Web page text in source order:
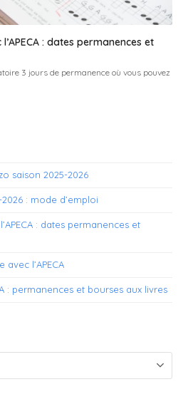
: dates permanences et
3 jours de permanence où vous pouvez
saison 2025-2026
2026 : mode d’emploi
: dates permanences et
l’APECA
: permanences et bourses aux livres